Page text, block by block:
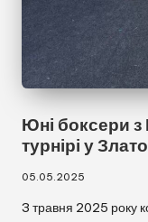
Юні боксери з
турнірі у
05.05.2025
3 травня 2025 року